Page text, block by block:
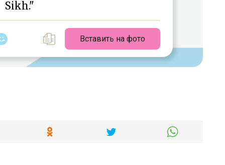
Sikh."
Вставить на фото